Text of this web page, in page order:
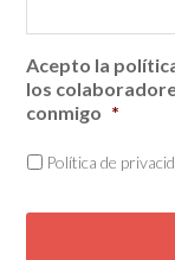
Acepto la
los
conmigo *
Política de